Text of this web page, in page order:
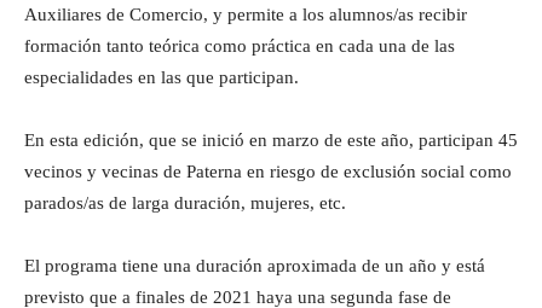
Auxiliares de Comercio, y permite a los alumnos/as recibir
formación tanto teórica como práctica en cada una de las
especialidades en las que participan.
En esta edición, que se inició en marzo de este año, participan 45
vecinos y vecinas de Paterna en riesgo de exclusión social como
parados/as de larga duración, mujeres, etc.
El programa tiene una duración aproximada de un año y está
previsto que a finales de 2021 haya una segunda fase de